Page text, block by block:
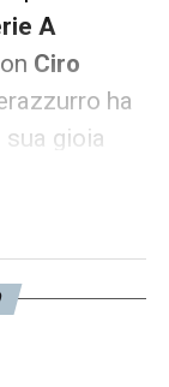
A
Ciro
ha
gioia
ad
di
è
contribuito